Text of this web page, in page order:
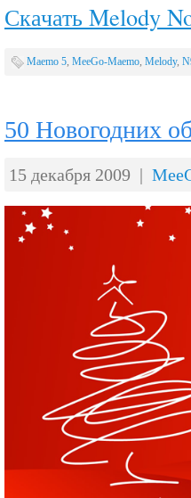
Скачать Melody
Maemo 5, MeeGo-Maemo, Melody,
50 Новогодних
15 декабря 2009 |